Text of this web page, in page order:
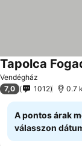
Vendégház
Tapolca
7,0 1012 0.7
A pontos árak
válasszon